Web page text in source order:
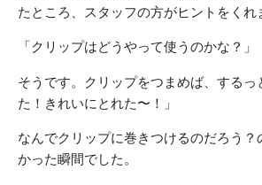
たところ、スタッフの方がヒントをくれ
「クリップはどうやって使うのかな？」
そうです。クリップをつまめば、する
た！きれいにとれた〜！」
なんでクリップに巻きつけるのだろう？
かった瞬間でした。